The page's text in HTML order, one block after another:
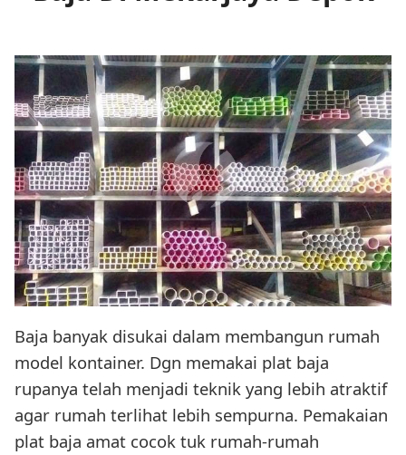
Baja banyak disukai dalam membangun rumah
model kontainer. Dgn memakai plat baja
rupanya telah menjadi teknik yang lebih atraktif
agar rumah terlihat lebih sempurna. Pemakaian
plat baja amat cocok tuk rumah-rumah